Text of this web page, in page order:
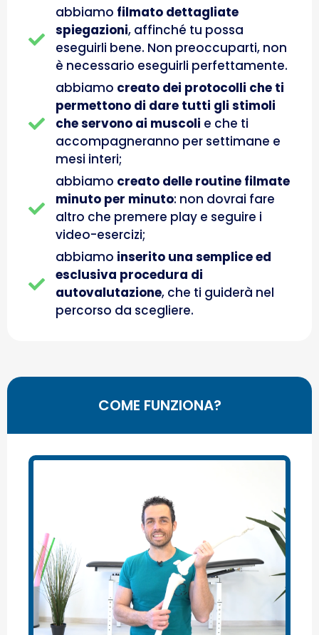
abbiamo filmato dettagliate
spiegazioni, affinché tu possa
eseguirli bene. Non preoccuparti, non
è necessario eseguirli perfettamente.
abbiamo creato dei protocolli che ti
permettono di dare tutti gli stimoli
che servono ai muscoli e che ti
accompagneranno per settimane e
mesi interi;
abbiamo creato delle routine filmate
minuto per minuto: non dovrai fare
altro che premere play e seguire i
video-esercizi;
abbiamo inserito una semplice ed
esclusiva procedura di
autovalutazione, che ti guiderà nel
percorso da scegliere.
COME FUNZIONA?